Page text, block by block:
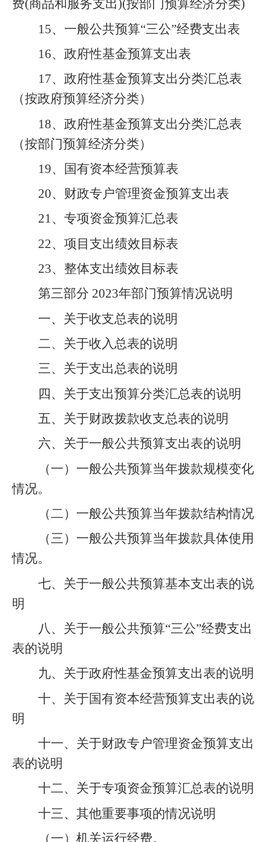
费(商品和服务支出)(按部门预算经济分类)
15、一般公共预算“三公”经费支出表
16、政府性基金预算支出表
17、政府性基金预算支出分类汇总表
（按政府预算经济分类）
18、政府性基金预算支出分类汇总表
（按部门预算经济分类）
19、国有资本经营预算表
20、财政专户管理资金预算支出表
21、专项资金预算汇总表
22、项目支出绩效目标表
23、整体支出绩效目标表
第三部分 2023年部门预算情况说明
一、关于收支总表的说明
二、关于收入总表的说明
三、关于支出总表的说明
四、关于支出预算分类汇总表的说明
五、关于财政拨款收支总表的说明
六、关于一般公共预算支出表的说明
（一）一般公共预算当年拨款规模变化
情况。
（二）一般公共预算当年拨款结构情况
（三）一般公共预算当年拨款具体使用
情况。
七、关于一般公共预算基本支出表的说
明
八、关于一般公共预算“三公”经费支出
表的说明
九、关于政府性基金预算支出表的说明
十、关于国有资本经营预算支出表的说
明
十一、关于财政专户管理资金预算支出
表的说明
十二、关于专项资金预算汇总表的说明
十三、其他重要事项的情况说明
（一）机关运行经费。